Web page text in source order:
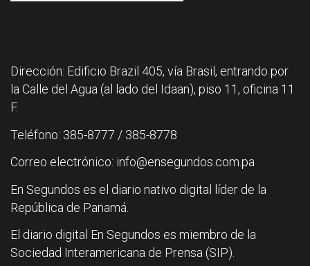
Dirección: Edificio Brazil 405, vía Brasil, entrando por
la Calle del Agua (al lado del Idaan), piso 11, oficina 11
F.
Teléfono: 385-8777 / 385-8778
Correo electrónico: info@ensegundos.com.pa
En Segundos es el diario nativo digital líder de la
República de Panamá.
El diario digital En Segundos es miembro de la
Sociedad Interamericana de Prensa (SIP).